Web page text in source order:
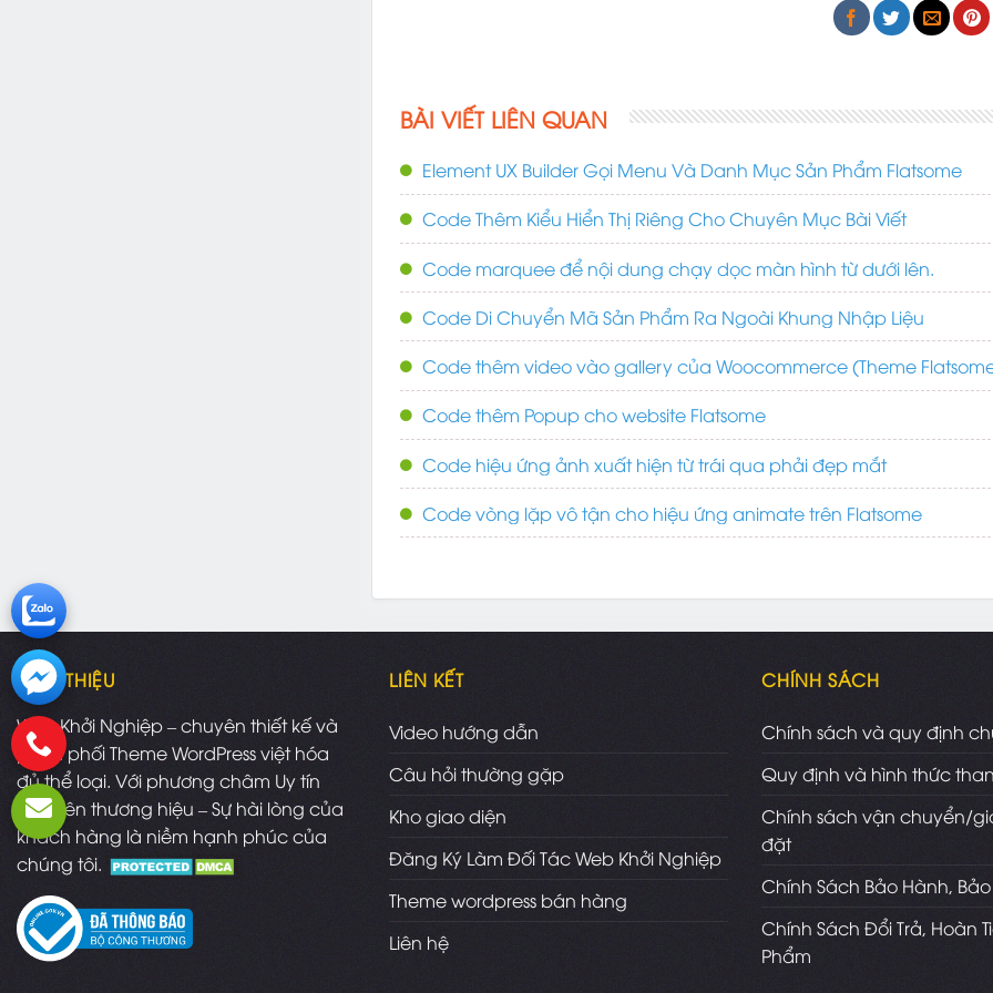
BÀI VIẾT LIÊN QUAN
Element UX Builder Gọi Menu Và Danh Mục Sản Phẩm Flatsome
Code Thêm Kiểu Hiển Thị Riêng Cho Chuyên Mục Bài Viết
Code marquee để nội dung chạy dọc màn hình từ dưới lên.
Code Di Chuyển Mã Sản Phẩm Ra Ngoài Khung Nhập Liệu
Code thêm video vào gallery của Woocommerce (Theme
Code thêm Popup cho website Flatsome
Code hiệu ứng ảnh xuất hiện từ trái qua phải đẹp mắt
Code vòng lặp vô tận cho hiệu ứng animate trên Flatsome
GIỚI THIỆU
Web Khởi Nghiệp – chuyên thiết kế và
phân phối Theme WordPress việt hóa
đủ thể loại. Với phương châm Uy tín
làm nên thương hiệu – Sự hài lòng của
khách hàng là niềm hạnh phúc của
chúng tôi.
LIÊN KẾT
Video hướng dẫn
Câu hỏi thường gặp
Kho giao diện
Đăng Ký Làm Đối Tác Web Khởi Nghiệp
Theme wordpress bán hàng
Liên hệ
CHÍNH SÁCH
Chính sách và quy định
Quy định và hình thức
Chính sách vận chuyển/
đặt
Chính Sách Bảo Hành, Bảo
Chính Sách Đổi Trả, Hoàn
Phẩm